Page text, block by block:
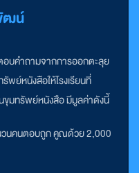
ฒน์
บคำถามจากการออกตะลุย
พย์หนังสือให้โรงเรียนที่
ขุมทรัพย์หนังสือ มีมูลค่าดังนี้
นคนตอบถูก คูณด้วย 2,000